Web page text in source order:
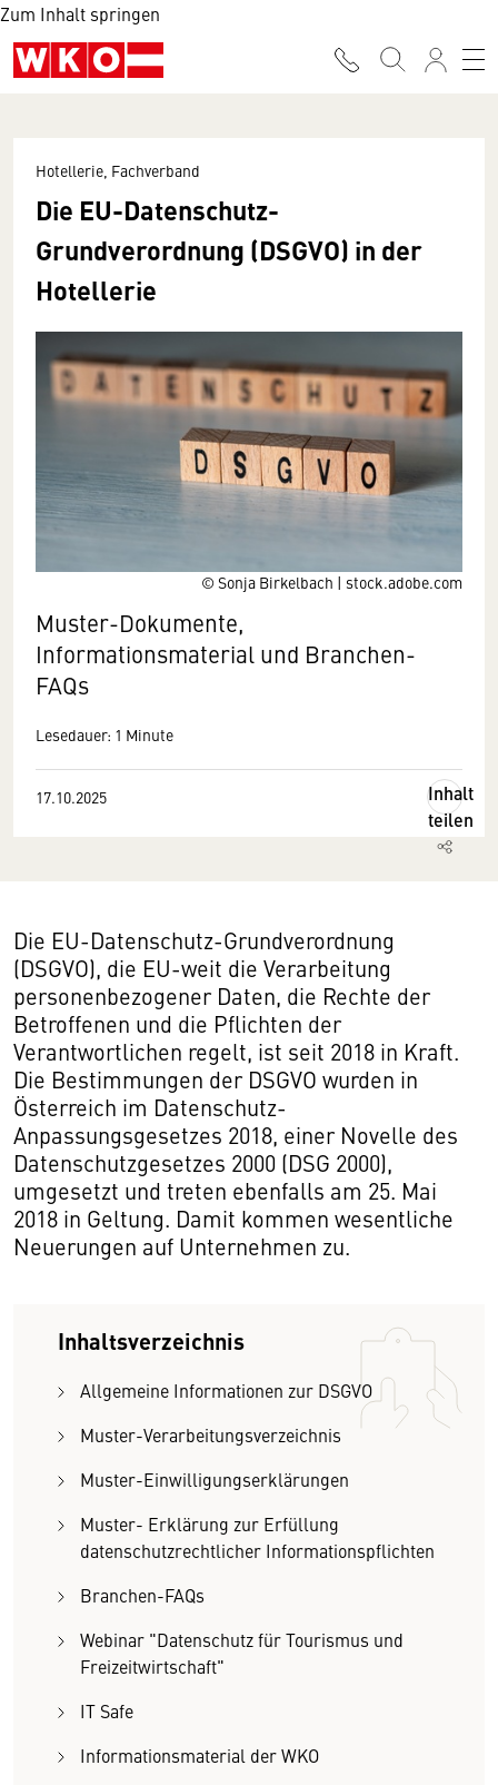
Zum Inhalt springen
© Sonja Birkelbach | stock.adobe.com
Hotellerie, Fachverband
Die EU-Datenschutz-
Grundverordnung (DSGVO) in der
Hotellerie
Muster-Dokumente,
Informationsmaterial und Branchen-
FAQs
Lesedauer: 1 Minute
17.10.2025
Inhalt
teilen
Die EU-Datenschutz-Grundverordnung
(DSGVO), die EU-weit die Verarbeitung
personenbezogener Daten, die Rechte der
Betroffenen und die Pflichten der
Verantwortlichen regelt, ist seit 2018 in Kraft.
Die Bestimmungen der DSGVO wurden in
Österreich im Datenschutz-
Anpassungsgesetzes 2018, einer Novelle des
Datenschutzgesetzes 2000 (DSG 2000),
umgesetzt und treten ebenfalls am 25. Mai
2018 in Geltung. Damit kommen wesentliche
Neuerungen auf Unternehmen zu.
Inhaltsverzeichnis
Allgemeine Informationen zur DSGVO
Muster-Verarbeitungsverzeichnis
Muster-Einwilligungserklärungen
Muster- Erklärung zur Erfüllung
datenschutzrechtlicher Informationspflichten
Branchen-FAQs
Webinar "Datenschutz für Tourismus und
Freizeitwirtschaft"
IT Safe
Informationsmaterial der WKO